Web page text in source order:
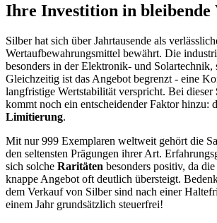
Ihre Investition in bleibende
Silber hat sich über Jahrtausende als
Wertaufbewahrungsmittel bewährt. Die
besonders in der Elektronik- und
Gleichzeitig ist das Angebot begrenzt - eine
langfristige Wertstabilität verspricht. Bei dieser
kommt noch ein entscheidender Faktor hinzu:
Limitierung.
Mit nur 999 Exemplaren weltweit gehört die
den seltensten Prägungen ihrer Art.
sich solche Raritäten besonders positiv, da
knappe Angebot oft deutlich übersteigt.
dem Verkauf von Silber sind nach einer
einem Jahr grundsätzlich steuerfrei!